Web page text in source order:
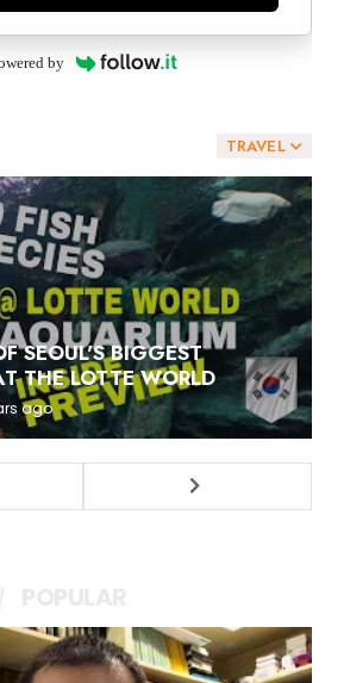
by
TRAVEL
SEOUL'S BIGGEST
THE LOTTE WORLD
ago